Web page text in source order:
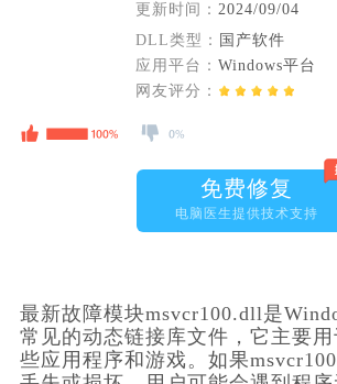
更新时间： 2024/09/04
DLL类型：
国产软件
应用平台： Windows平台
网友评分：
免费修复
电脑医生提供技术支持
最新故障模块msvcr100.dll是
常见的动态链接库文件，它主要
些应用程序和游戏。如果